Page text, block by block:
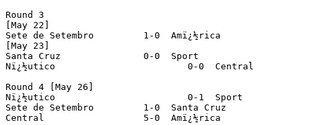
Round 3
[May 22]
Sete de Setembro	 1-0  Amï¿½rica
[May 23]
Santa Cruz		 0-0  Sport
Nï¿½utico			 0-0  Central			(played at Ilha do Retiro stadium)
Round 4 [May 26]
Nï¿½utico			 0-1  Sport
Sete de Setembro	 1-0  Santa Cruz
Central			 5-0  Amï¿½rica